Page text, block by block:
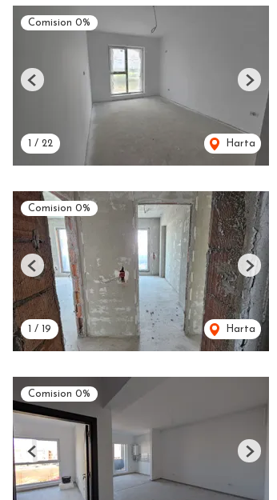
Comision 0%
1 / 22 Harta
Previous Next
Comision 0%
1 / 19 Harta
Previous Next
Comision 0%
Previous Next